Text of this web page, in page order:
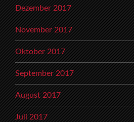
Dezember 2017
November 2017
Oktober 2017
September 2017
August 2017
Juli 2017